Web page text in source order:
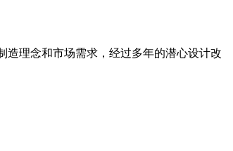
造理念和市场需求，经过多年的潜心设计改